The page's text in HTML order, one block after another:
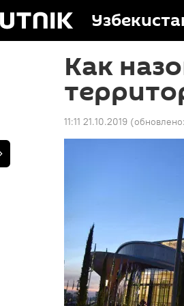
Как
11:11 21.10.2019 (обновлено: